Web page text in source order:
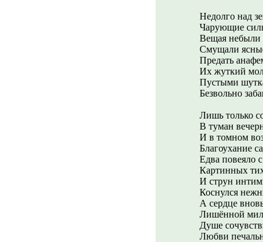
Недолго над
Чарующие
Вещая небыли
Смущали
Предать
Их жуткий
Пустыми
Безвольно
Лишь только
В туман
И в томном
Благоухание
Едва повеяло
Картинных
И струн
Коснулся
А сердце
Лишённой
Душе
Любви